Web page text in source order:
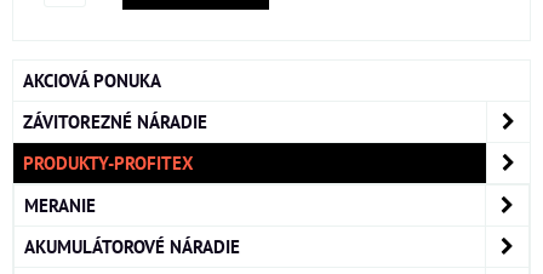
AKCIOVÁ PONUKA
ZÁVITOREZNÉ NÁRADIE
PRODUKTY-PROFITEX
MERANIE
AKUMULÁTOROVÉ NÁRADIE